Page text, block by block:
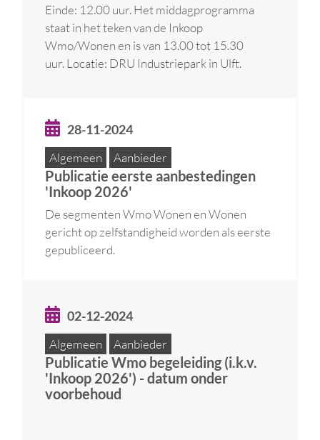
Einde: 12.00 uur. Het middagprogramma
staat in het teken van de Inkoop
Wmo/Wonen en is van 13.00 tot 15.30
uur. Locatie: DRU Industriepark in Ulft.
28-11-2024
Algemeen Aanbieder
Publicatie eerste aanbestedingen
'Inkoop 2026'
De segmenten Wmo Wonen en Wonen
gericht op zelfstandigheid worden als eerste
gepubliceerd.
02-12-2024
Algemeen Aanbieder
Publicatie Wmo begeleiding (i.k.v.
'Inkoop 2026') - datum onder
voorbehoud